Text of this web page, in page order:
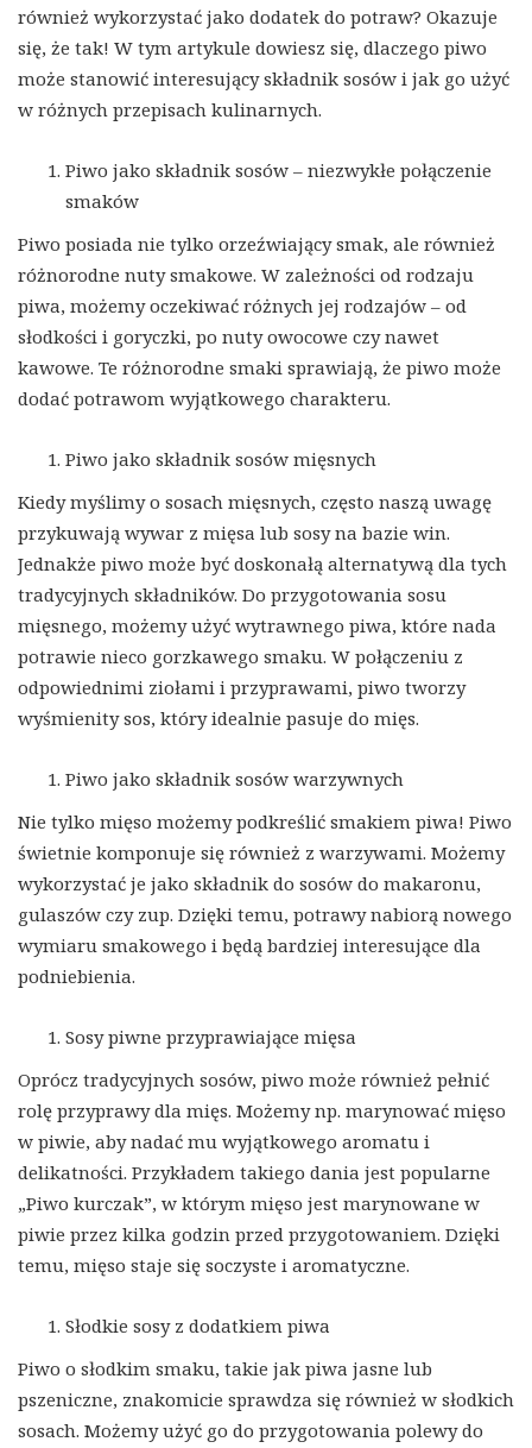
również wykorzystać jako dodatek do potraw? Okazuje
się, że tak! W tym artykule dowiesz się, dlaczego piwo
może stanowić interesujący składnik sosów i jak go użyć
w różnych przepisach kulinarnych.
Piwo jako składnik sosów – niezwykłe połączenie
smaków
Piwo posiada nie tylko orzeźwiający smak, ale również
różnorodne nuty smakowe. W zależności od rodzaju
piwa, możemy oczekiwać różnych jej rodzajów – od
słodkości i goryczki, po nuty owocowe czy nawet
kawowe. Te różnorodne smaki sprawiają, że piwo może
dodać potrawom wyjątkowego charakteru.
Piwo jako składnik sosów mięsnych
Kiedy myślimy o sosach mięsnych, często naszą uwagę
przykuwają wywar z mięsa lub sosy na bazie win.
Jednakże piwo może być doskonałą alternatywą dla tych
tradycyjnych składników. Do przygotowania sosu
mięsnego, możemy użyć wytrawnego piwa, które nada
potrawie nieco gorzkawego smaku. W połączeniu z
odpowiednimi ziołami i przyprawami, piwo tworzy
wyśmienity sos, który idealnie pasuje do mięs.
Piwo jako składnik sosów warzywnych
Nie tylko mięso możemy podkreślić smakiem piwa! Piwo
świetnie komponuje się również z warzywami. Możemy
wykorzystać je jako składnik do sosów do makaronu,
gulaszów czy zup. Dzięki temu, potrawy nabiorą nowego
wymiaru smakowego i będą bardziej interesujące dla
podniebienia.
Sosy piwne przyprawiające mięsa
Oprócz tradycyjnych sosów, piwo może również pełnić
rolę przyprawy dla mięs. Możemy np. marynować mięso
w piwie, aby nadać mu wyjątkowego aromatu i
delikatności. Przykładem takiego dania jest popularne
„Piwo kurczak”, w którym mięso jest marynowane w
piwie przez kilka godzin przed przygotowaniem. Dzięki
temu, mięso staje się soczyste i aromatyczne.
Słodkie sosy z dodatkiem piwa
Piwo o słodkim smaku, takie jak piwa jasne lub
pszeniczne, znakomicie sprawdza się również w słodkich
sosach. Możemy użyć go do przygotowania polewy do